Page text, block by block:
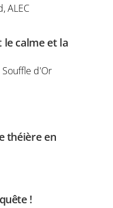
ALEC
calme et la
Souffle d'Or
théière en
!